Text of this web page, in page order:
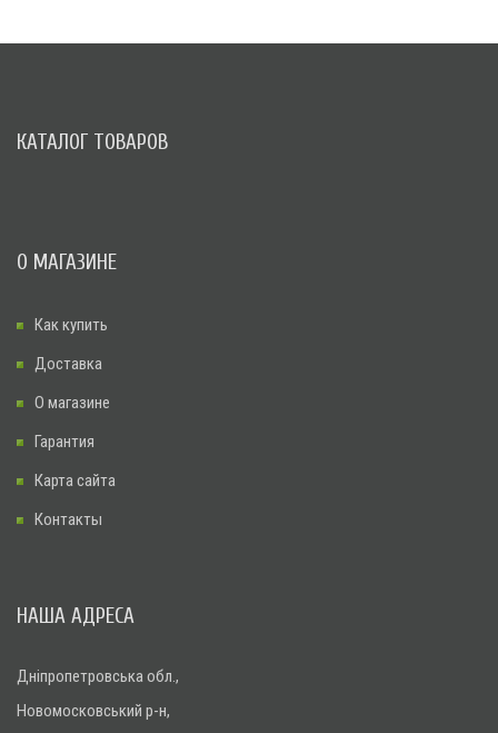
КАТАЛОГ ТОВАРОВ
О МАГАЗИНЕ
Как купить
Доставка
О магазине
Гарантия
Карта сайта
Контакты
НАША АДРЕСА
Дніпропетровська обл.,
Новомосковський р-н,